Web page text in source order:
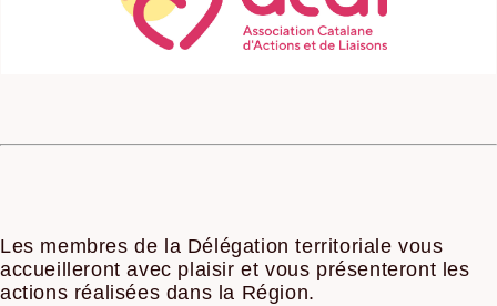
Les membres de la Délégation territoriale vous
accueilleront avec plaisir et vous présenteront les
actions réalisées dans la Région.